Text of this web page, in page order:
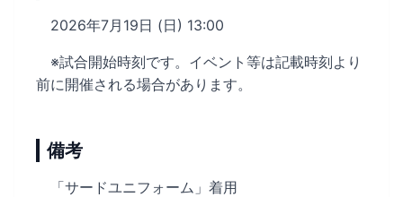
2026年7月19日 (日) 13:00
※試合開始時刻です。イベント等は記載時刻より
前に開催される場合があります。
備考
「サードユニフォーム」着用